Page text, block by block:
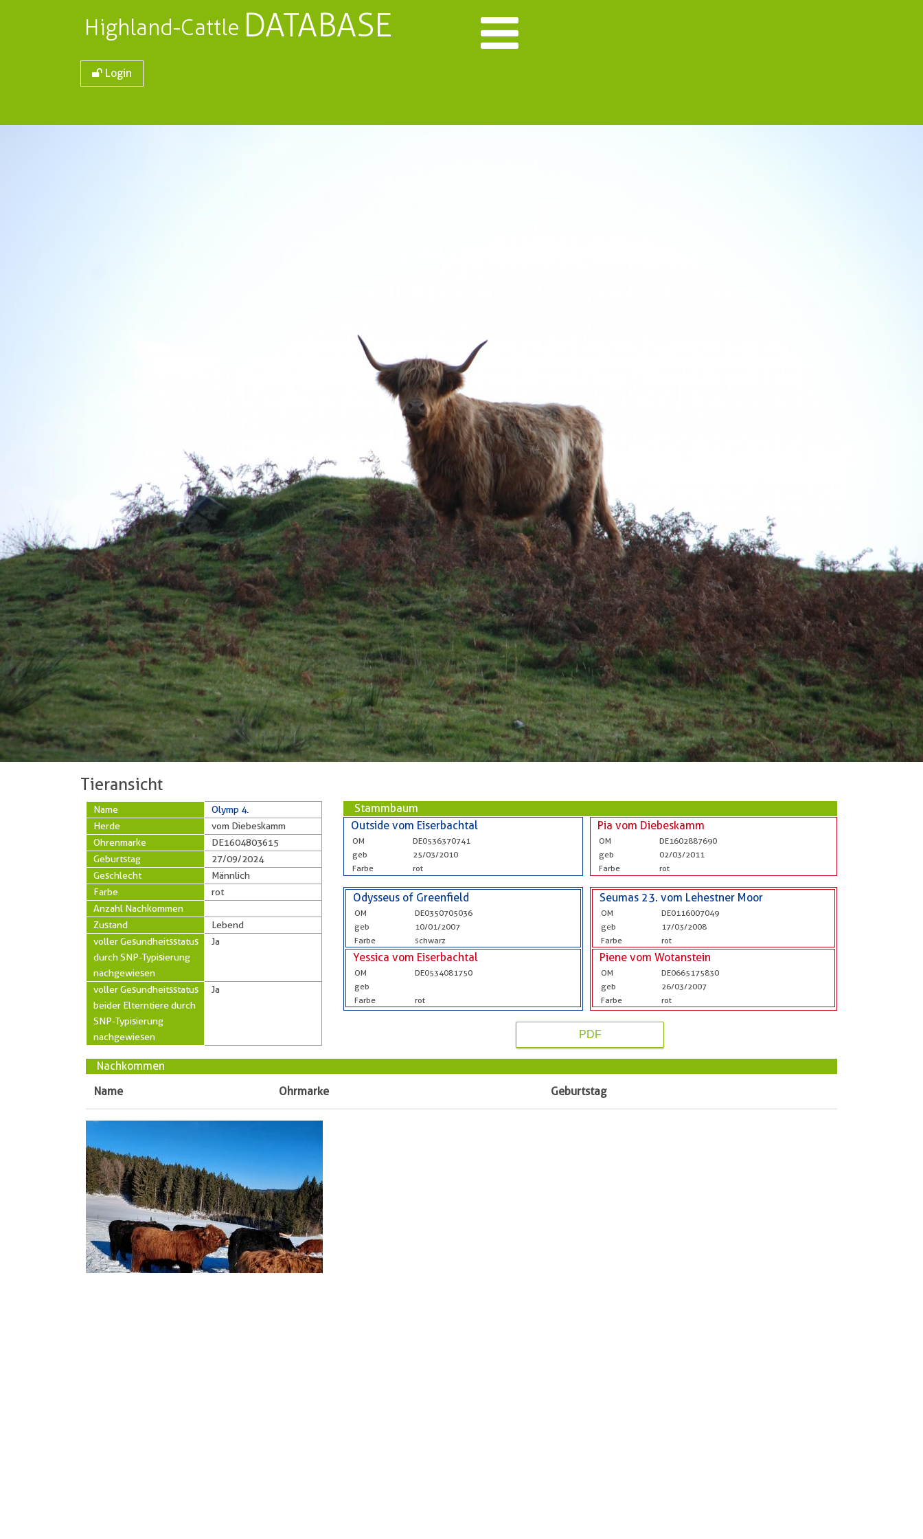
Highland-Cattle DATABASE
Login
Tieransicht
Name
Olymp 4.
Herde
vom Diebeskamm
Ohrenmarke
DE1604803615
Geburtstag
27/09/2024
Geschlecht
Männlich
Farbe
rot
Anzahl Nachkommen
Zustand
Lebend
voller Gesundheitsstatus
durch SNP-Typisierung
nachgewiesen
Ja
voller Gesundheitsstatus
beider Elterntiere durch
SNP-Typisierung
nachgewiesen
Ja
Stammbaum
Outside vom Eiserbachtal
OM
DE0536370741
geb
25/03/2010
Farbe
rot
Pia vom Diebeskamm
OM
DE1602887690
geb
02/03/2011
Farbe
rot
Odysseus of Greenfield
OM
DE0350705036
geb
10/01/2007
Farbe
schwarz
Yessica vom Eiserbachtal
OM
DE0534081750
geb
Farbe
rot
Seumas 23. vom Lehestner Moor
OM
DE0116007049
geb
17/03/2008
Farbe
rot
Piene vom Wotanstein
OM
DE0665175830
geb
26/03/2007
Farbe
rot
PDF
Nachkommen
Name
Ohrmarke Geburtstag